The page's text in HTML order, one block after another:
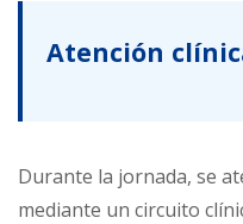
Atención
Durante la jornada, se
mediante un circuito